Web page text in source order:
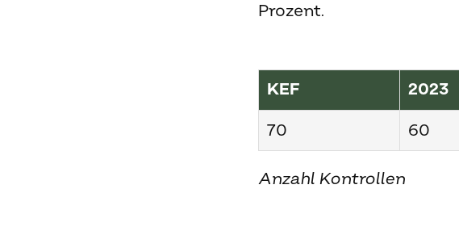
Prozent.
KEF 2023
70 60
Anzahl Kontrollen